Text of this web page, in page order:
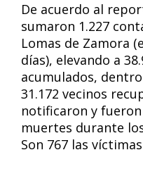
De acuerdo al
sumaron 1.227
Lomas de Zamora
días), elevando a
acumulados,
31.172 vecinos
notificaron y
muertes durante
Son 767 las